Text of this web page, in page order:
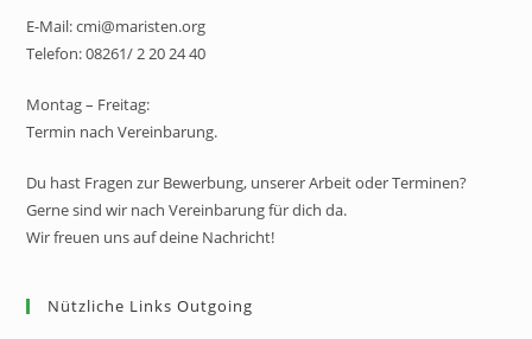
E-Mail: cmi@maristen.org
Telefon: 08261/ 2 20 24 40
Montag – Freitag:
Termin nach Vereinbarung.
Du hast Fragen zur Bewerbung, unserer Arbeit oder Terminen?
Gerne sind wir nach Vereinbarung für dich da.
Wir freuen uns auf deine Nachricht!
Nützliche Links Outgoing